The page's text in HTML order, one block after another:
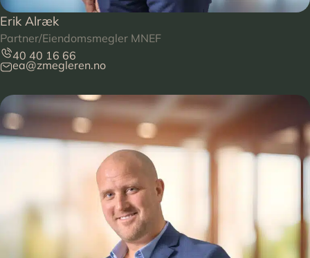
Erik Alræk
Partner/Eiendomsmegler MNEF
40 40 16 66
ea@zmegleren.no